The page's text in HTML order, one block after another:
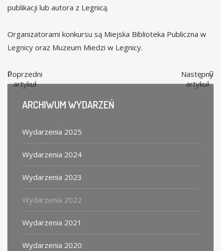
publikacji lub autora z Legnicą.
Organizatorami konkursu są Miejska Biblioteka Publiczna w
Legnicy oraz Muzeum Miedzi w Legnicy.
Poprzedni
artykuł
Następny
artykuł
ARCHIWUMWYDARZEŃ
Wydarzenia 2025
Wydarzenia 2024
Wydarzenia 2023
Wydarzenia 2022
Wydarzenia 2021
Wydarzenia 2020